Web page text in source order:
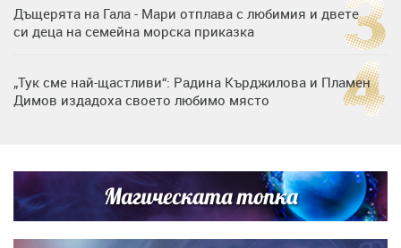
Дъщерята на Гала - Мари отплава с любимия и двете
си деца на семейна морска приказка
„Тук сме най-щастливи“: Радина Кърджилова и Пламен
Димов издадоха своето любимо място
кадри с Башар Рахал и малкия им син
Дъщерята на Тодор Батков вдигна сватба, Стоичков и
Братя Аргирови я изненадаха с песен
Магическата топка